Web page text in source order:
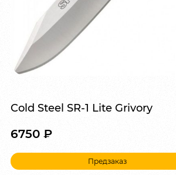
Cold Steel SR-1 Lite Grivory
6750 ₽
Предзаказ